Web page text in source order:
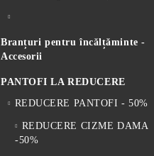
Branțuri pentru încălțăminte -
Accesorii
PANTOFI LA REDUCERE
REDUCERE PANTOFI - 50%
REDUCERE CIZME DAMA
-50%